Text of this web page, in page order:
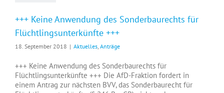
+++ Keine Anwendung des Sonderbaurechts für
Flüchtlingsunterkünfte +++
18. September 2018 | Aktuelles Anträge
+++ Keine Anwendung des Sonderbaurechts für
Flüchtlingsunterkünfte +++ Die AfD-Fraktion fordert in
einem Antrag zur nächsten BVV, das Sonderbaurecht für